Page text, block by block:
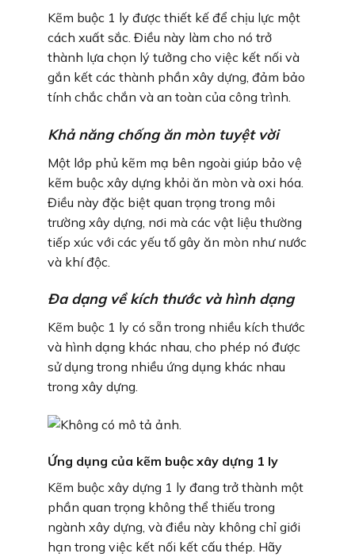
Kẽm buộc 1 ly được thiết kế để chịu lực một
cách xuất sắc. Điều này làm cho nó trở
thành lựa chọn lý tưởng cho việc kết nối và
gắn kết các thành phần xây dựng, đảm bảo
tính chắc chắn và an toàn của công trình.
Khả năng chống ăn mòn tuyệt vời
Một lớp phủ kẽm mạ bên ngoài giúp bảo vệ
kẽm buộc xây dựng khỏi ăn mòn và oxi hóa.
Điều này đặc biệt quan trọng trong môi
trường xây dựng, nơi mà các vật liệu thường
tiếp xúc với các yếu tố gây ăn mòn như nước
và khí độc.
Đa dạng về kích thước và hình dạng
Kẽm buộc 1 ly có sẵn trong nhiều kích thước
và hình dạng khác nhau, cho phép nó được
sử dụng trong nhiều ứng dụng khác nhau
trong xây dựng.
Ứng dụng của kẽm buộc xây dựng 1 ly
Kẽm buộc xây dựng 1 ly đang trở thành một
phần quan trọng không thể thiếu trong
ngành xây dựng, và điều này không chỉ giới
hạn trong việc kết nối kết cấu thép. Hãy